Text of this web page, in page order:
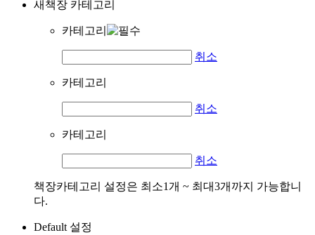
새책장 카테고리
카테고리
취소
카테고리
취소
카테고리
취소
책장카테고리 설정은 최소1개 ~ 최대3개까지 가능합니
다.
Default 설정